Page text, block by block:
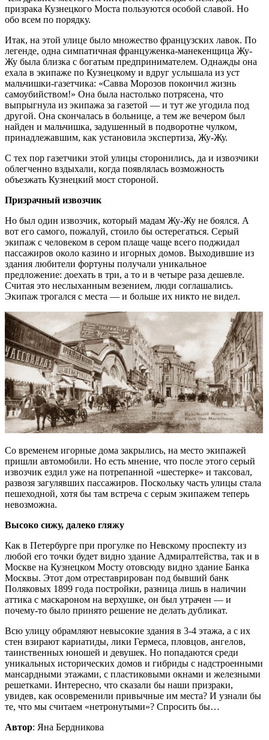
призрака Кузнецкого Моста пользуются особой славой. Но
обо всем по порядку.
Итак, на этой улице было множество французских лавок. По
легенде, одна симпатичная француженка-манекенщица Жу-
Жу была близка с богатым предпринимателем. Однажды она
ехала в экипаже по Кузнецкому и вдруг услышала из уст
мальчишки-газетчика: «Савва Морозов покончил жизнь
самоубийством!» Она была настолько потрясена, что
выпрыгнула из экипажа за газетой — и тут же угодила под
другой. Она скончалась в больнице, а тем же вечером был
найден и мальчишка, задушенный в подворотне чулком,
принадлежавшим, как установила экспертиза, Жу-Жу.
С тех пор газетчики этой улицы сторонились, да и извозчики
облегченно вздыхали, когда появлялась возможность
объезжать Кузнецкий мост стороной.
Призрачный извозчик
Но был один извозчик, который мадам Жу-Жу не боялся. А
вот его самого, пожалуй, стоило бы остерегаться. Серый
экипаж с человеком в сером плаще чаще всего поджидал
пассажиров около казино и игорных домов. Выходившие из
здания любители фортуны получали уникальное
предложение: доехать в три, а то и в четыре раза дешевле.
Считая это неслыханным везением, люди соглашались.
Экипаж трогался с места — и больше их никто не видел.
Со временем игорные дома закрылись, на место экипажей
пришли автомобили. Но есть мнение, что после этого серый
извозчик ездил уже на потрепанной «шестерке» и таксовал,
развозя загулявших пассажиров. Поскольку часть улицы стала
пешеходной, хотя бы там встреча с серым экипажем теперь
невозможна.
Высоко сижу, далеко гляжу
Как в Петербурге при прогулке по Невскому проспекту из
любой его точки будет видно здание Адмиралтейства, так и в
Москве на Кузнецком Мосту отовсюду видно здание Банка
Москвы. Этот дом отреставрирован под бывший банк
Поляковых 1899 года постройки, разница лишь в наличии
аттика с маскароном на верхушке, он был утрачен — и
почему-то было принято решение не делать дубликат.
Всю улицу обрамляют невысокие здания в 3-4 этажа, а с их
стен взирают кариатиды, лики Гермеса, пловцов, ангелов,
таинственных юношей и девушек. Но попадаются среди
уникальных исторических домов и гибриды с надстроенными
мансардными этажами, с пластиковыми окнами и железными
решетками. Интересно, что сказали бы наши призраки,
увидев, как осовременили привычные им места? И узнали бы
те, что мы считаем «нетронутыми»? Спросить бы…
Автор: Яна Бердникова